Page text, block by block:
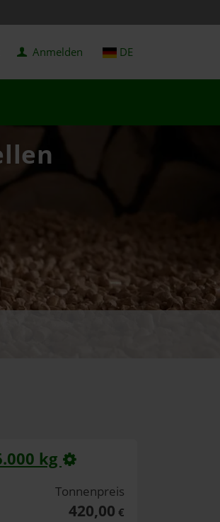
Anmelden DE
kg
Tonnenpreis
420,00 €